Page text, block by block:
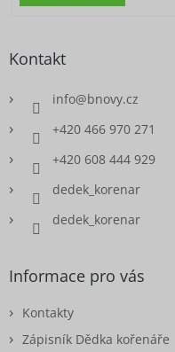
Kontakt
info@bnovy.cz
+420 466 970 271
+420 608 444 929
dedek_korenar
dedek_korenar
Informace pro vás
Kontakty
Zápisník Dědka kořenáře